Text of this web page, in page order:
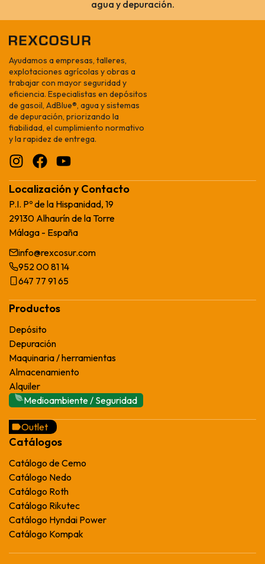
agua y depuración.
Ayudamos a empresas, talleres,
explotaciones agrícolas y obras a
trabajar con mayor seguridad y
eficiencia. Especialistas en depósitos
de gasoil, AdBlue®, agua y sistemas
de depuración, priorizando la
fiabilidad, el cumplimiento normativo
y la rapidez de entrega.
Localización y Contacto
P.I. Pº de la Hispanidad, 19
29130 Alhaurín de la Torre
Málaga - España
info@rexcosur.com
952 00 81 14
647 77 91 65
Productos
Depósito
Depuración
Maquinaria / herramientas
Almacenamiento
Alquiler
Medioambiente / Seguridad
Outlet
Catálogos
Catálogo de Cemo
Catálogo Nedo
Catálogo Roth
Catálogo Rikutec
Catálogo Hyndai Power
Catálogo Kompak